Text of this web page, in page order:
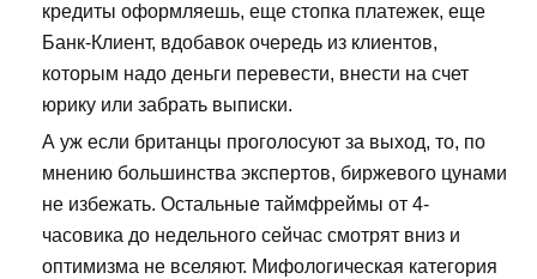
кредиты оформляешь, еще стопка платежек, еще
Банк-Клиент, вдобавок очередь из клиентов,
которым надо деньги перевести, внести на счет
юрику или забрать выписки.
А уж если британцы проголосуют за выход, то, по
мнению большинства экспертов, биржевого цунами
не избежать. Остальные таймфреймы от 4-
часовика до недельного сейчас смотрят вниз и
оптимизма не вселяют. Мифологическая категория